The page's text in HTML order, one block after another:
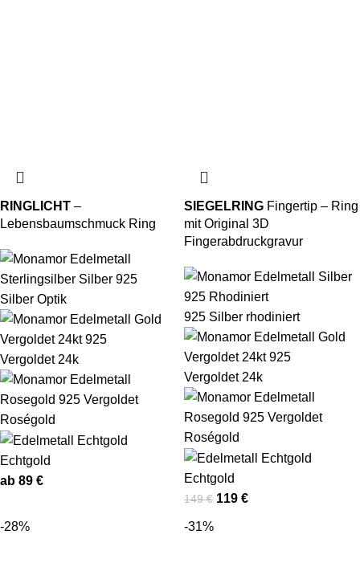
RINGLICHT –
Lebensbaumschmuck Ring
Silber Optik
Vergoldet 24k
Roségold
Echtgold
ab 89 €
SIEGELRING Fingertip – Ring
mit Original 3D
Fingerabdruckgravur
925 Silber rhodiniert
Vergoldet 24k
Roségold
Echtgold
149€ 119 €
-28% -31%